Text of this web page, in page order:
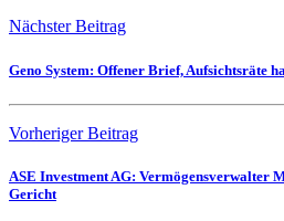
Nächster Beitrag
Geno System: Offener Brief, Aufsichtsräte
Vorheriger Beitrag
ASE Investment AG: Vermögensverwalter
Gericht